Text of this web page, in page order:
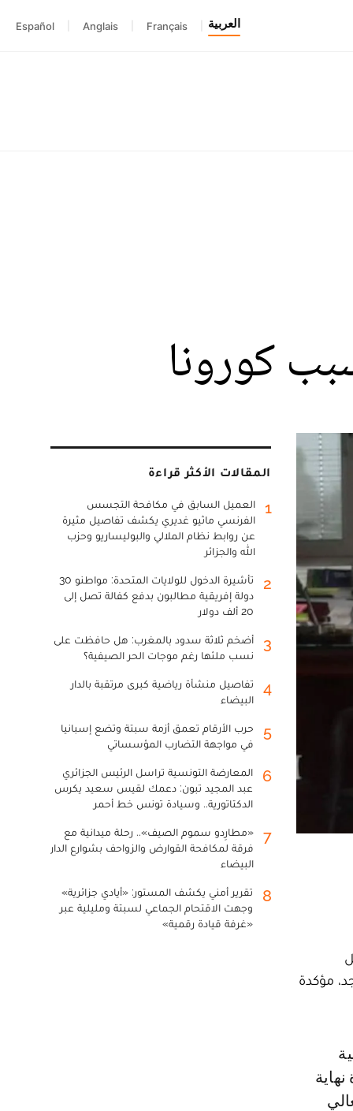
العربية Français
Anglais
Español
كورونا
مؤكدة
المقالات الأكثر قراءة
1
العميل السابق في مكافحة التجسس
الفرنسي ماثيو غديري يكشف تفاصيل مثيرة
عن روابط نظام الملالي والبوليساريو وحزب
الله والجزائر
2
تأشيرة الدخول للولايات المتحدة: مواطنو 30
دولة إفريقية مطالبون بدفع كفالة تصل إلى
20 ألف دولار
3
أضخم ثلاثة سدود بالمغرب: هل حافظت على
نسب ملئها رغم موجات الحر الصيفية؟
4
تفاصيل منشأة رياضية كبرى مرتقبة بالدار
البيضاء
5
حرب الأرقام تعمق أزمة سبتة وتضع إسبانيا
في مواجهة التضارب المؤسساتي
6
المعارضة التونسية تراسل الرئيس الجزائري
عبد المجيد تبون: دعمك لقيس سعيد يكرس
الدكتاتورية.. وسيادة تونس خط أحمر
7
«مطارِدو سموم الصيف».. رحلة ميدانية مع
فرقة لمكافحة القوارض والزواحف بشوارع الدار
البيضاء
8
تقرير أمني يكشف المستور: «أيادي جزائرية»
وجهت الاقتحام الجماعي لسبتة ومليلية عبر
«غرفة قيادة رقمية»